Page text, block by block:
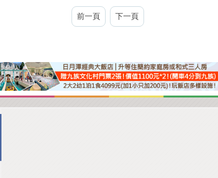
前一頁 下一頁